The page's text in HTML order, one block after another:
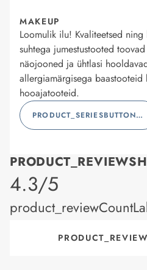
MAKEUP
Loomulik ilu! Kvaliteetsed
suhtega jumestustooted
näojooned ja ühtlasi
allergiamärgisega baastooteid
hooajatooteid.
PRODUCT_SERIESBUTTONLABEL
product_rating
4.3/5